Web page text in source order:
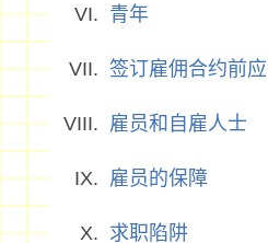
青年
签订雇佣合约前
雇员和自雇人士
雇员的保障
求职陷阱